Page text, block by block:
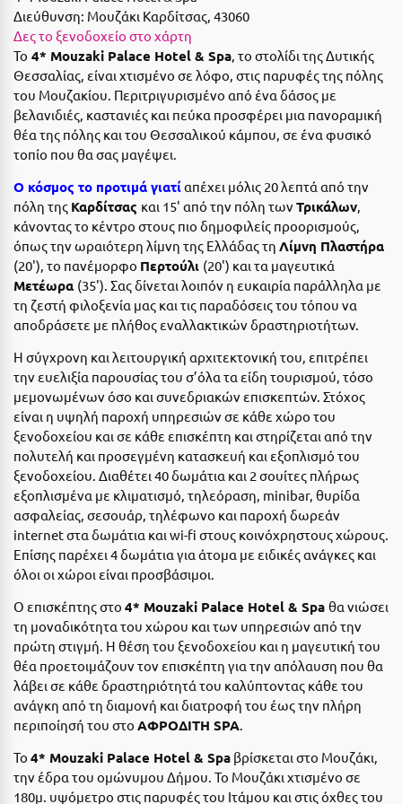
Η
Ηλεία
Ηράκλειο
Θ
Θάσος
Θεσσαλονίκη
Ι
Ιεράπετρα
Ιθάκη
Ικαρία
Ίος
Ιωάννινα
Κ
Καβάλα
Καλάβρυτα
Καλαμάτα
Κάλαμος
Καλαμπάκα
Κάλυμνος
Καμένα Βούρλα
Καρδάμαινα
Καρδαμύλη
Διεύθυνση: Μουζάκι Καρδίτσας, 43060
Δες το ξενοδοχείο στο χάρτη
Το 4* Mouzaki Palace Hotel & Spa, το στολίδι της Δυτικής
Θεσσαλίας, είναι χτισμένο σε λόφο, στις παρυφές της πόλης
του Μουζακίου. Περιτριγυρισμένο από ένα δάσος με
βελανιδιές, καστανιές και πεύκα προσφέρει μια πανοραμική
θέα της πόλης και του Θεσσαλικού κάμπου, σε ένα φυσικό
τοπίο που θα σας μαγέψει.
Ο κόσμος το προτιμά γιατίαπέχει μόλις 20 λεπτά από την
πόλη της Καρδίτσας και 15' από την πόλη τωνΤρικάλων,
κάνοντας το κέντρο στους πιο δημοφιλείς προορισμούς,
όπως την ωραιότερη λίμνη της Ελλάδας τη Λίμνη Πλαστήρα
(20'), το πανέμορφο Περτούλι (20') και τα μαγευτικά
Μετέωρα (35'). Σας δίνεται λοιπόν η ευκαιρία παράλληλα με
τη ζεστή φιλοξενία μας και τις παραδόσεις του τόπου να
αποδράσετε με πλήθος εναλλακτικών δραστηριοτήτων.
Η σύγχρονη και λειτουργική αρχιτεκτονική του, επιτρέπει
την ευελιξία παρουσίας του σ’όλα τα είδη τουρισμού, τόσο
μεμονωμένων όσο και συνεδριακών επισκεπτών. Στόχος
είναι η υψηλή παροχή υπηρεσιών σε κάθε χώρο του
ξενοδοχείου και σε κάθε επισκέπτη και στηρίζεται από την
πολυτελή και προσεγμένη κατασκευή και εξοπλισμό του
ξενοδοχείου. Διαθέτει 40 δωμάτια και 2 σουίτες πλήρως
εξοπλισμένα με κλιματισμό, τηλεόραση, minibar, θυρίδα
ασφαλείας, σεσουάρ, τηλέφωνο και παροχή δωρεάν
internet στα δωμάτια και wi-fi στους κοινόχρηστους χώρους.
Επίσης παρέχει 4 δωμάτια για άτομα με ειδικές ανάγκες και
όλοι οι χώροι είναι προσβάσιμοι.
Ο επισκέπτης στο 4* Mouzaki Palace Hotel & Spa θα νιώσει
τη μοναδικότητα του χώρου και των υπηρεσιών από την
πρώτη στιγμή. Η θέση του ξενοδοχείου και η μαγευτική του
θέα προετοιμάζουν τον επισκέπτη για την απόλαυση που θα
λάβει σε κάθε δραστηριότητά του καλύπτοντας κάθε του
ανάγκη από τη διαμονή και διατροφή του έως την πλήρη
περιποίησή του στο ΑΦΡΟΔΙΤΗ SPA.
Το 4* Mouzaki Palace Hotel & Spa βρίσκεται στο Μουζάκι,
την έδρα του ομώνυμου Δήμου. Το Μουζάκι χτισμένο σε
180μ. υψόμετρο στις παρυφές του Ιτάμου και στις όχθες του